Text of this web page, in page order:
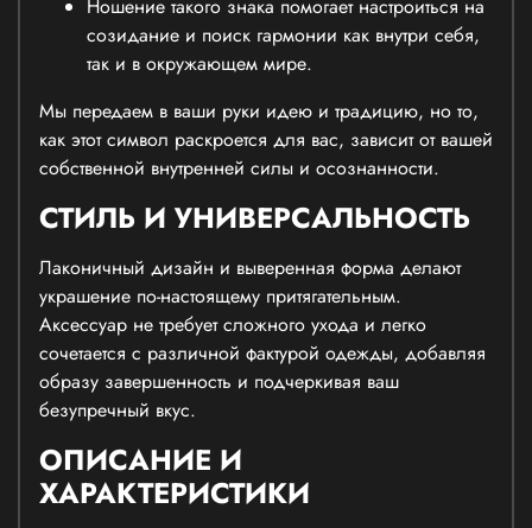
Ношение такого знака помогает настроиться на
созидание и поиск гармонии как внутри себя,
так и в окружающем мире.
Мы передаем в ваши руки идею и традицию, но то,
как этот символ раскроется для вас, зависит от вашей
собственной внутренней силы и осознанности.
СТИЛЬ И УНИВЕРСАЛЬНОСТЬ
Лаконичный дизайн и выверенная форма делают
украшение по-настоящему притягательным.
Аксессуар не требует сложного ухода и легко
сочетается с различной фактурой одежды, добавляя
образу завершенность и подчеркивая ваш
безупречный вкус.
ОПИСАНИЕ И
ХАРАКТЕРИСТИКИ